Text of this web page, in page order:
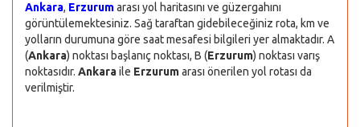
Ankara, Erzurumarası yol haritasını ve güzergahını
görüntülemektesiniz. Sağ taraftan gidebileceğiniz rota, km ve
yolların durumuna göre saat mesafesi bilgileri yer almaktadır. A
(Ankara) noktası başlanıç noktası, B (Erzurum) noktası varış
noktasıdır. Ankaraile Erzurumarası önerilen yol rotası da
verilmiştir.